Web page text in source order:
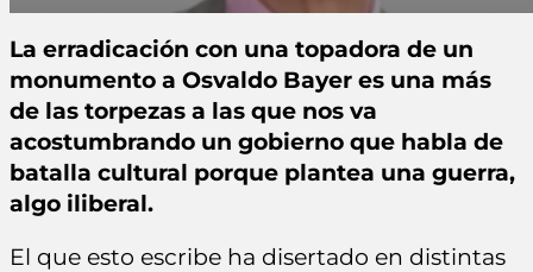
La erradicación con una topadora de un
monumento a Osvaldo Bayer es una más
de las torpezas a las que nos va
acostumbrando un gobierno que habla de
batalla cultural porque plantea una guerra,
algo iliberal.
El que esto escribe ha disertado en distintas